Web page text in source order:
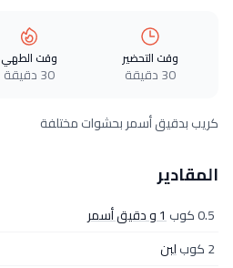
وقت التحضير
30 دقيقة
وقت الطهي
30 دقيقة
كريب بدقيق أسمر بحشوات مختلفة
المقادير
0.5 كوب
1 و دقيق أسمر
2 كوب
لبن